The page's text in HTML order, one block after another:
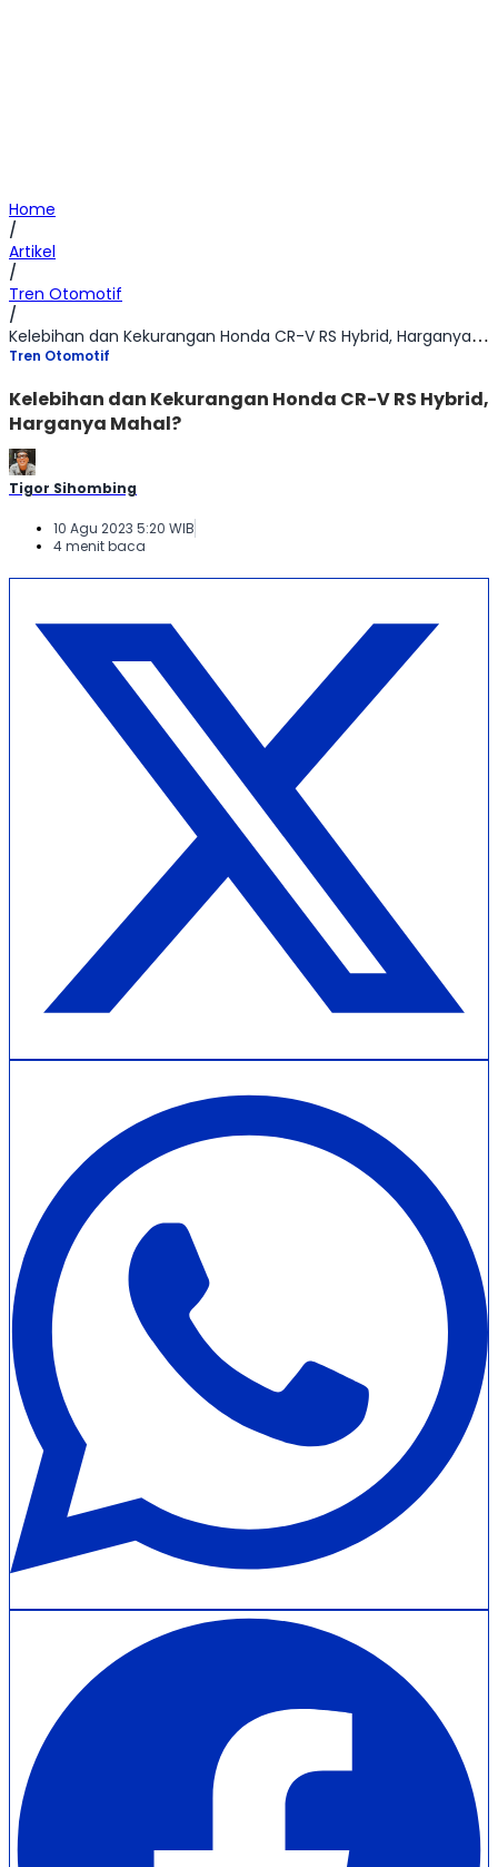
Home
/
Artikel
/
Tren Otomotif
/
Kelebihan dan Kekurangan Honda CR-V RS Hybrid, Harganya Mahal?
Tren Otomotif
Kelebihan dan Kekurangan Honda CR-V RS Hybrid,
Harganya Mahal?
Tigor Sihombing
10 Agu 2023 5:20 WIB
4 menit baca